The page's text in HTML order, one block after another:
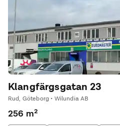
Klangfärgsgatan 23
Rud, Göteborg • Wilundia AB
256 m²